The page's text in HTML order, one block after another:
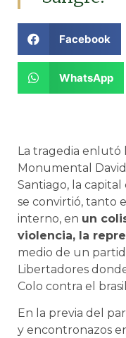
Facebook
WhatsApp
La tragedia enlutó
Monumental
Santiago, la
se convirtió, tanto
interno, en un
violencia, la
medio de un
Libertadores
Colo contra el
En la previa del
y encontronazos